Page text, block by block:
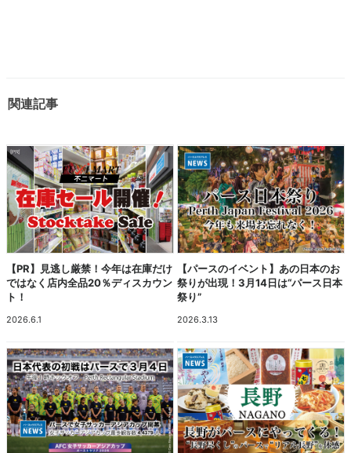
関連記事
【PR】見逃し厳禁！今年は在庫だけ
ではなく店内全品20％ディスカウン
ト！
2026.6.1
【パースのイベント】あの日本のお
祭りが出現！3月14日は“パース日本
祭り”
2026.3.13